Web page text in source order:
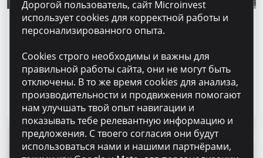
Истории успеха
создавать готовое решение” – Марина
Кирилов и Раду Бургеля,
предприниматели, клиенты Microinvest
Читать статью 31 июля 2026
Дорогой пользователь, сайт Microinvest
использует cookies для корректной работы и
персонализированного опыта.
Cookies строго необходимы и важны для
правильной работы сайта, они не могут быть
отключены. В то же время cookies для анализа,
производительности и продвижения помогают
нам улучшать твой опыт навигации и
показывать тебе релевантную информацию и
предложения. С твоего согласия они будут
использоваться нами и нашими партнёрами,